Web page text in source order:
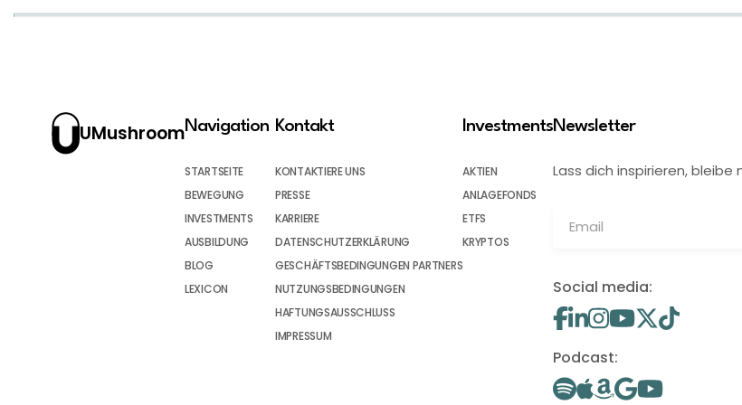
UMushroomNavigation
STARTSEITE
BEWEGUNG
INVESTMENTS
AUSBILDUNG
BLOG
LEXICON
Kontakt
KONTAKTIERE UNS
PRESSE
KARRIERE
DATENSCHUTZERKLÄRUNG
GESCHÄFTSBEDINGUNGEN PARTNERS
NUTZUNGSBEDINGUNGEN
HAFTUNGSAUSSCHLUSS
IMPRESSUM
Investments
AKTIEN
ANLAGEFONDS
ETFS
KRYPTOS
Newsletter
Lass dich inspirieren,
Social media:
Podcast: